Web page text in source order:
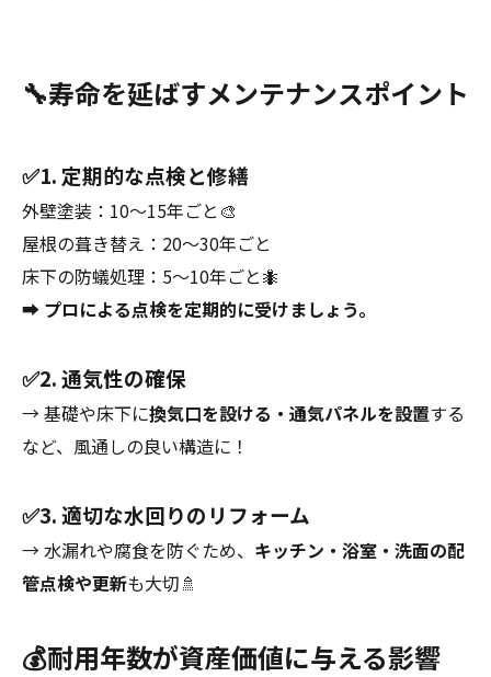
🔧寿命を延ばすメンテナンスポイント
✅1. 定期的な点検と修繕
外壁塗装：10〜15年ごと🎨
屋根の葺き替え：20〜30年ごと
床下の防蟻処理：5〜10年ごと🐜
➡ プロによる点検を定期的に受けましょう。
✅2. 通気性の確保
→ 基礎や床下に換気口を設ける・通気パネルを設置する
など、風通しの良い構造に！
✅3. 適切な水回りのリフォーム
→ 水漏れや腐食を防ぐため、 キッチン・浴室・洗面の配
管点検や更新も大切🚿
💰耐用年数が資産価値に与える影響